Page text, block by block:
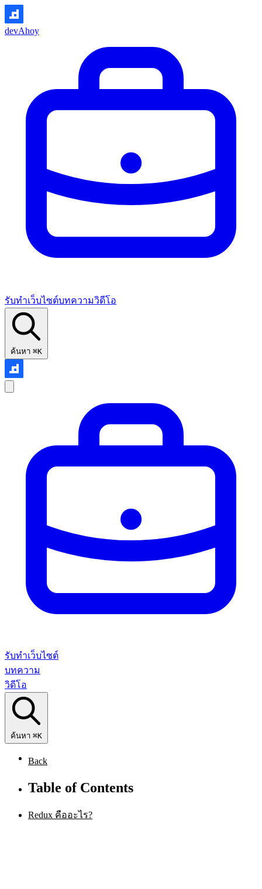
devAhoy
รับทำเว็บไซต์บทความวิดีโอ
ค้นหา ⌘K
รับทำเว็บไซต์
บทความ
วิดีโอ
ค้นหา ⌘K
Back
Table of Contents
Redux คืออะไร?